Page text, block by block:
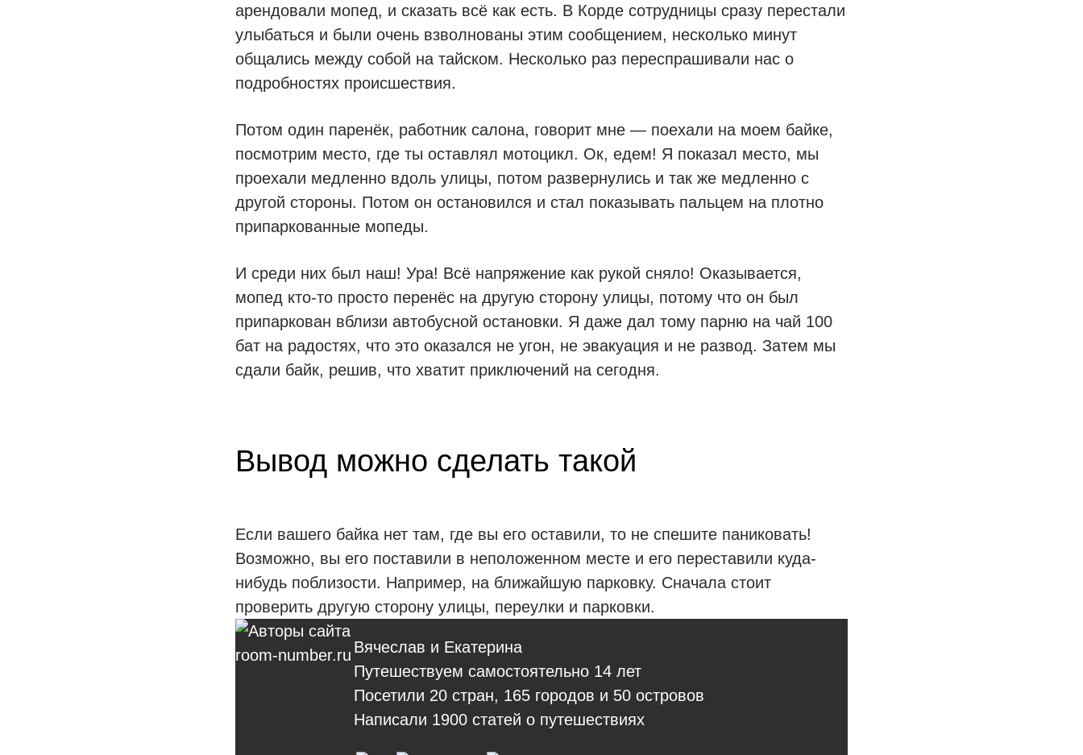
арендовали мопед, и сказать всё как есть. В Корде сотрудницы сразу перестали
улыбаться и были очень взволнованы этим сообщением, несколько минут
общались между собой на тайском. Несколько раз переспрашивали нас о
подробностях происшествия.
Потом один паренёк, работник салона, говорит мне — поехали на моем байке,
посмотрим место, где ты оставлял мотоцикл. Ок, едем! Я показал место, мы
проехали медленно вдоль улицы, потом развернулись и так же медленно с
другой стороны. Потом он остановился и стал показывать пальцем на плотно
припаркованные мопеды.
И среди них был наш! Ура! Всё напряжение как рукой сняло! Оказывается,
мопед кто-то просто перенёс на другую сторону улицы, потому что он был
припаркован вблизи автобусной остановки. Я даже дал тому парню на чай 100
бат на радостях, что это оказался не угон, не эвакуация и не развод. Затем мы
сдали байк, решив, что хватит приключений на сегодня.
Вывод можно сделать такой
Если вашего байка нет там, где вы его оставили, то не спешите паниковать!
Возможно, вы его поставили в неположенном месте и его переставили куда-
нибудь поблизости. Например, на ближайшую парковку. Сначала стоит
проверить другую сторону улицы, переулки и парковки.
Вячеслав и Екатерина
Путешествуем самостоятельно 14 лет
Посетили 20 стран, 165 городов и 50 островов
Написали 1900 статей о путешествиях